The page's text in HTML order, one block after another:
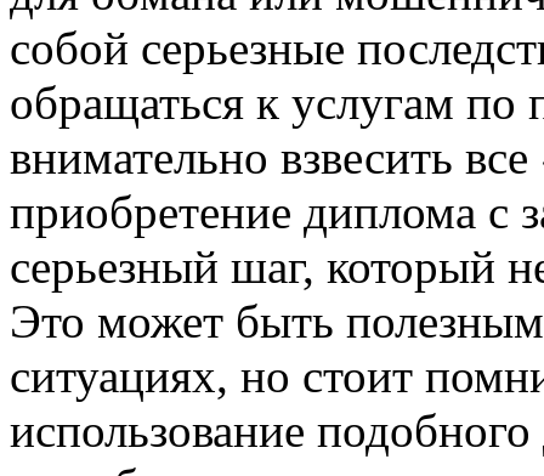
собой серьезные
обращаться к услугам
внимательно взвесить
приобретение диплома с
серьезный шаг, который
Это может быть
ситуациях, но стоит
использование